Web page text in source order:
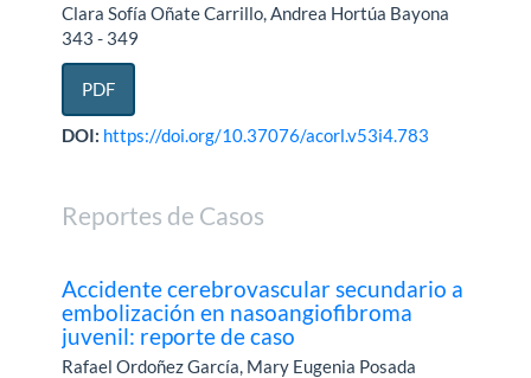
Clara Sofía Oñate Carrillo, Andrea Hortúa Bayona
343 - 349
PDF
DOI: https://doi.org/10.37076/acorl.v53i4.783
Reportes de Casos
Accidente cerebrovascular secundario a
embolización en nasoangiofibroma
juvenil: reporte de caso
Rafael Ordoñez García, Mary Eugenia Posada